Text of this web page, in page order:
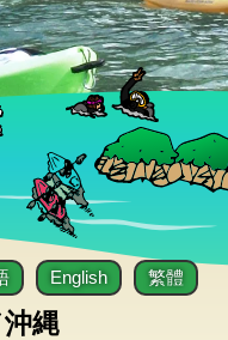
縄
English 繁體